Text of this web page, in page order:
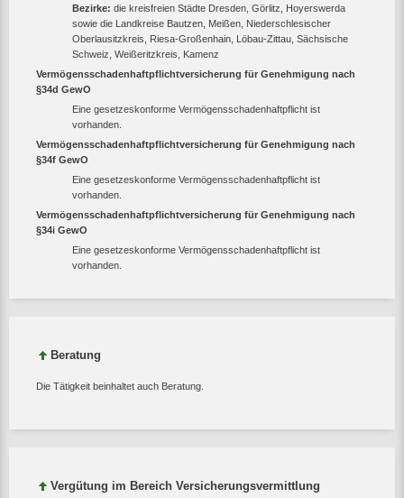
Bezirke: die kreisfreien Städte Dresden, Görlitz, Hoyerswerda
sowie die Landkreise Bautzen, Meißen, Niederschlesischer
Oberlausitzkreis, Riesa-Großenhain, Löbau-Zittau, Sächsische
Schweiz, Weißeritzkreis, Kamenz
Vermögensschadenhaftpflichtversicherung für Genehmigung nach
§34d GewO
Eine gesetzeskonforme Vermögensschadenhaftpflicht ist
vorhanden.
Vermögensschadenhaftpflichtversicherung für Genehmigung nach
§34f GewO
Eine gesetzeskonforme Vermögensschadenhaftpflicht ist
vorhanden.
Vermögensschadenhaftpflichtversicherung für Genehmigung nach
§34i GewO
Eine gesetzeskonforme Vermögensschadenhaftpflicht ist
vorhanden.
Beratung
Die Tätigkeit beinhaltet auch Beratung.
Vergütung im Bereich Versicherungsvermittlung